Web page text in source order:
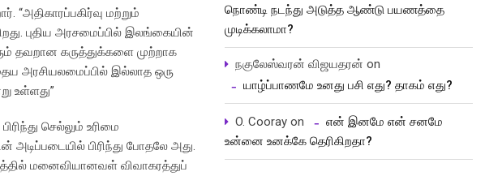
“அதிகாரப்பகிர்வு மற்றும்
புதிய அரசமைப்பில் இலங்கையின்
தவறான கருத்துக்களை முற்றாக
அரசியலமைப்பில் இல்லாத ஒரு
உள்ளது”
செல்லும் உரிமை
பிரிந்து போதலே அது.
மனைவியானவள் விவாகரத்துப்
நொண்டி நடந்து அடுத்த ஆண்டு பயணத்தை
முடிக்கலாமா?
நகுலேஸ்வரன் விஜயதரன் on
யாழ்ப்பாணமே உனது பசி எது? தாகம் எது?
O. Cooray on
என் இனமே என் சனமே
உன்னை உனக்கே தெரிகிறதா?